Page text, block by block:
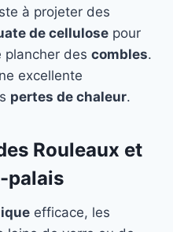
à projeter des
de cellulose pour
plancher des combles.
excellente
pertes de chaleur.
Rouleaux et
palais
efficace, les